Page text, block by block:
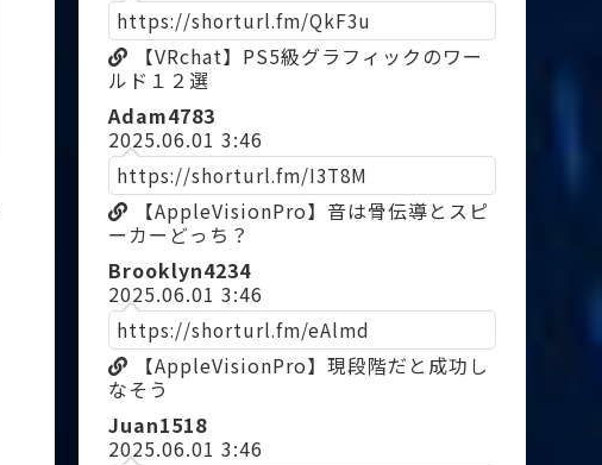
https://shorturl.fm/QkF3u
【VRchat】PS5級グラフィックのワー
ルド１２選
Adam4783
2025.06.01 3:46
https://shorturl.fm/I3T8M
【AppleVisionPro】音は骨伝導とスピ
ーカーどっち？
Brooklyn4234
2025.06.01 3:46
https://shorturl.fm/eAlmd
【AppleVisionPro】現段階だと成功し
なそう
Juan1518
2025.06.01 3:46